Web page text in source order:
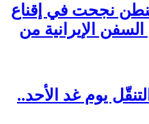
نجحت في إقناع
الإيرانية من
يوم غد الأحد..